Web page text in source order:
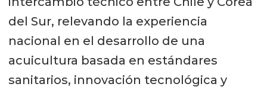
del Sur, relevando la experiencia
nacional en el desarrollo de una
acuicultura basada en estándares
sanitarios, innovación tecnológica y